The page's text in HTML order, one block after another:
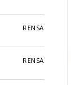
RENSA
RENSA